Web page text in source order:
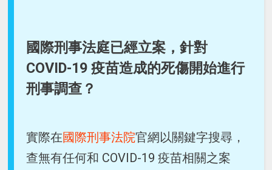
國際刑事法庭已經立案，針對
COVID-19 疫苗造成的死傷開始進行
刑事調查？
實際在國際刑事法院官網以關鍵字搜尋，
查無有任何和 COVID-19 疫苗相關之案